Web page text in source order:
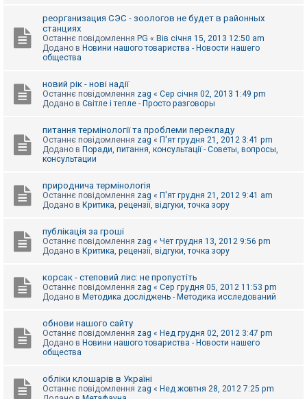
реорганизация СЭС - зоологов не будет в районных
станциях
Останнє повідомлення PG « Вів січня 15, 2013 12:50 am
Додано в Новини нашого товариства - Новости нашего
общества
новий рік - нові надії
Останнє повідомлення zag « Сер січня 02, 2013 1:49 pm
Додано в Світле і тепле - Просто разговоры
питання термінології та проблеми перекладу
Останнє повідомлення zag « П'ят грудня 21, 2012 3:41 pm
Додано в Поради, питання, консультації - Советы, вопросы,
консультации
природнича термінологія
Останнє повідомлення zag « П'ят грудня 21, 2012 9:41 am
Додано в Критика, рецензії, відгуки, точка зору
публікація за гроші
Останнє повідомлення zag « Чет грудня 13, 2012 9:56 pm
Додано в Критика, рецензії, відгуки, точка зору
корсак - степовий лис: не пропустіть
Останнє повідомлення zag « Сер грудня 05, 2012 11:53 pm
Додано в Методика досліджень - Методика исследований
обнови нашого сайту
Останнє повідомлення zag « Нед грудня 02, 2012 3:47 pm
Додано в Новини нашого товариства - Новости нашего
общества
обліки клошарів в Україні
Останнє повідомлення zag « Нед жовтня 28, 2012 7:25 pm